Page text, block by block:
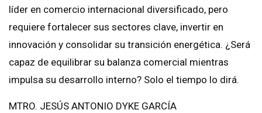
líder en comercio internacional diversificado, pero
requiere fortalecer sus sectores clave, invertir en
innovación y consolidar su transición energética. ¿Será
capaz de equilibrar su balanza comercial mientras
impulsa su desarrollo interno? Solo el tiempo lo dirá.
MTRO. JESÚS ANTONIO DYKE GARCÍA